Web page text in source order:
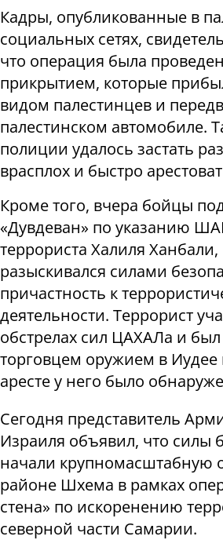
Кадры, опубликованные в
социальных сетях,
что операция была
прикрытием, которые
видом палестинцев и
палестинском автомобиле.
полиции удалось застать
врасплох и быстро
Кроме того, вчера бойцы
«Дувдеван» по указанию
террориста Халиля
разыскивался силами
причастность к
деятельности. Террорист
обстрелах сил ЦАХАЛа и
торговцем оружием в
аресте у него было
Сегодня представитель
Израиля объявил, что силы
начали крупномасштабную
районе Шхема в рамках
стена» по искоренению
северной части Самарии.